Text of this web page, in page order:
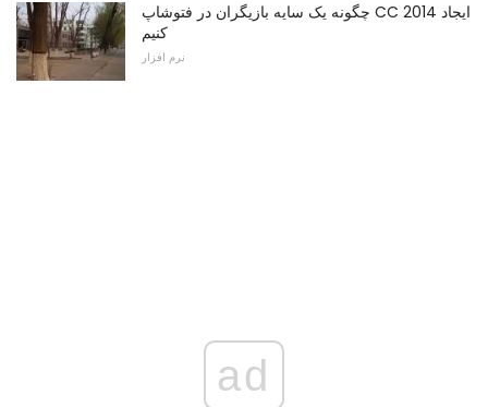
چگونه یک سایه بازیگران در فتوشاپ CC 2014 ایجاد
کنیم
نرم افزار
ad